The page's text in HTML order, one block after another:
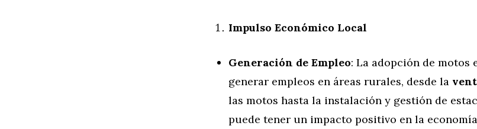
Impulso Económico Local
Generación de Empleo: La adopción de motos
generar empleos en áreas rurales, desde la
las motos hasta la instalación y gestión de
puede tener un impacto positivo en la